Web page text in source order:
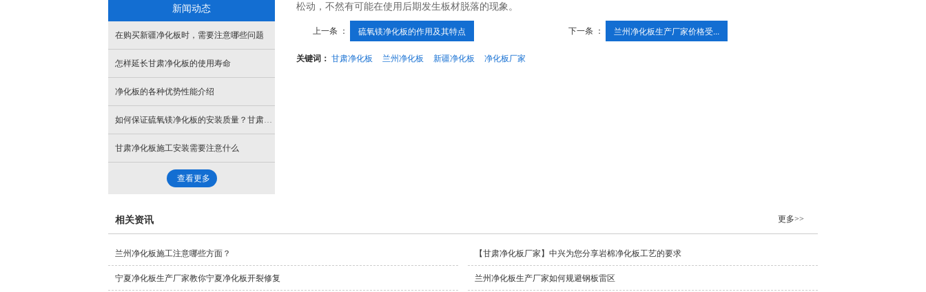
松动，不然有可能在使用后期发生板材脱落的现象。
上一条 ： 硫氧镁净化板的作用及其特点 下一条 ： 兰州净化板生产厂家价格受...
关键词： 甘肃净化板 兰州净化板 新疆净化板 净化板厂家
新闻动态
在购买新疆净化板时，需要注意哪些问题
怎样延长甘肃净化板的使用寿命
净化板的各种优势性能介绍
如何保证硫氧镁净化板的安装质量？甘肃净化板
甘肃净化板施工安装需要注意什么
查看更多
相关资讯 更多>>
兰州净化板施工注意哪些方面？ 【甘肃净化板厂家】中兴为您分享岩棉净化板工艺的要求
宁夏净化板生产厂家教你宁夏净化板开裂修复 兰州净化板生产厂家如何规避钢板雷区